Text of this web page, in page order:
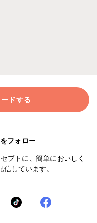
ドする
フォロー
プトに、簡単においしく
しています。